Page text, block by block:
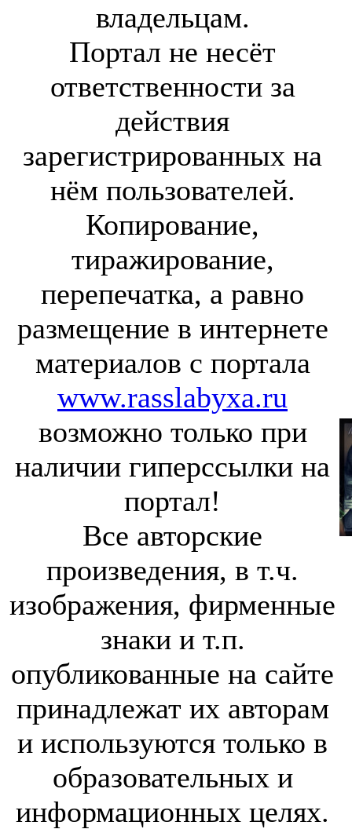
владельцам.
Портал не несёт
ответственности за
действия
зарегистрированных на
нём пользователей.
Копирование,
тиражирование,
перепечатка, а равно
размещение в интернете
материалов с портала
www.rasslabyxa.ru
возможно только при
наличии гиперссылки на
портал!
Все авторские
произведения, в т.ч.
изображения, фирменные
знаки и т.п.
опубликованные на сайте
принадлежат их авторам
и используются только в
образовательных и
информационных целях.